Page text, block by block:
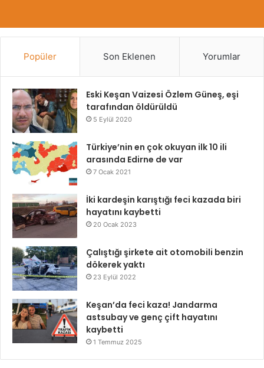
Popüler Son Eklenen Yorumlar
Eski Keşan Vaizesi Özlem Güneş, eşi
tarafından öldürüldü
5 Eylül 2020
Türkiye’nin en çok okuyan ilk 10 ili
arasında Edirne de var
7 Ocak 2021
İki kardeşin karıştığı feci kazada biri
hayatını kaybetti
20 Ocak 2023
Çalıştığı şirkete ait otomobili benzin
dökerek yaktı
23 Eylül 2022
Keşan’da feci kaza! Jandarma
astsubay ve genç çift hayatını
kaybetti
1 Temmuz 2025